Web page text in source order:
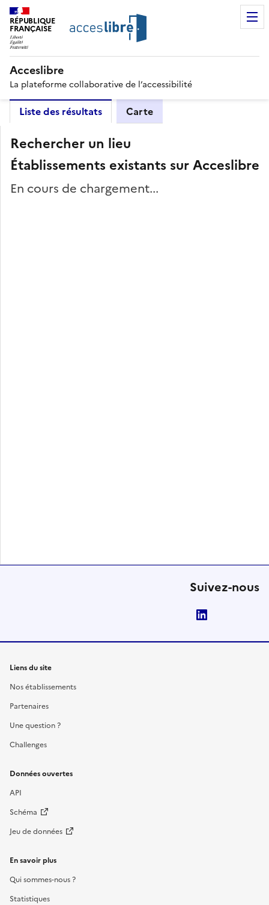
RÉPUBLIQUE
FRANÇAISE
Acceslibre
La plateforme collaborative de l’accessibilité
Liste des résultats Carte
Rechercher un lieu
Établissements existants sur Acceslibre
En cours de chargement...
Suivez-nous
Liens du site
Nos établissements
Partenaires
Une question ?
Challenges
Données ouvertes
API
Schéma
Jeu de données
En savoir plus
Qui sommes-nous ?
Statistiques